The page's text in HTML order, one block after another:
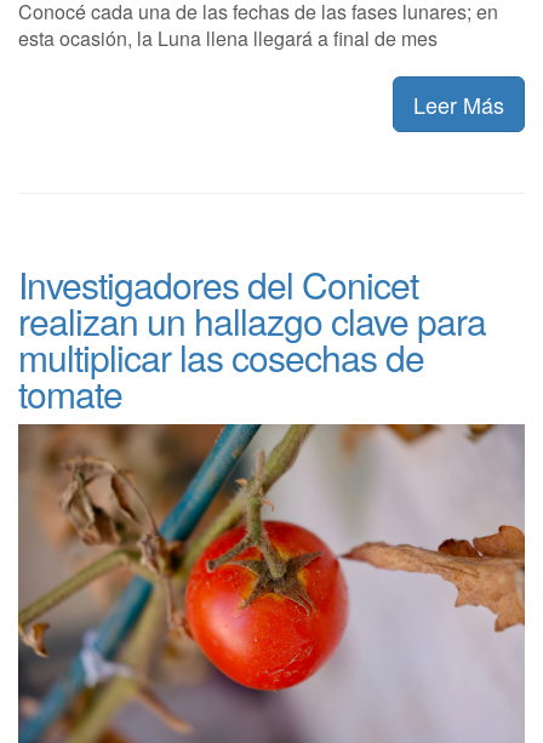
Conocé cada una de las fechas de las fases lunares; en
esta ocasión, la Luna llena llegará a final de mes
Leer Más
Investigadores del Conicet
realizan un hallazgo clave para
multiplicar las cosechas de
tomate